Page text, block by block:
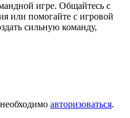
игре. Общайтесь с
или помогайте с игровой
сильную команду,
авторизоваться.